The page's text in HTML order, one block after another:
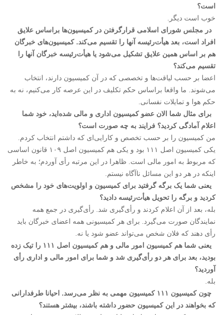
است؟
خوب است دیگر.
در مجلس شورای اسلامی قرارگرفتن در کمیسیون‌ها براساس علایق
افراد است، بعد هیأت‌رئیسه آنها را تقسیم می‌کند. کمیسیون‌های خبرگان
هم بر اساس همین علایق تشکیل می‌شود یا هیأت‌رئیسه خبرگان آنها را
تقسیم می‌کند؟
اعضا بر حسب لیاقت‌ها و تخصصی که در آن کمیسیون دارند، انتخاب
می‌شوند. ما واقعا براساس حکم تکلیف در این عرصه کار می‌کنیم، نه به
حکم هوا و تمایلات نفسانی.
برای مثال شما الان عضو کمیسیون اداری و مالی شده‌اید، خود شما
اعلام آمادگی کردید؟ فرایند به چه صورت است؟
من کمیسیون را بر حسب تخصص و کارایی‌ای که داشتم انتخاب کردم.
یکی کمیسیون اصل ۱۱۱ بود و یکی هم کمیسیون اصل ۱۰۹ قانون اساسی
که مربوط به امور مالی است. ظاهرا در این مرتبه رأی آوردم؛ به خاطر
اینکه در هر دو این مسائل ناآگاه نیستم.
یعنی شما یک برگه گرفتید برای کمیسیون و اولویت‌های خود را مشخص
کردید و برگه را تحویل هیأت‌رئیسه دادید؟
بله، بعد از آن اعلام کردند و رأی‌گیری شد. رأی‌گیری در جمع همه
نمایندگان صورت می‌گیرد. برای هر کمیسیونی همه اعضای خبرگان باید
رأی دهند که فلان شخص می‌تواند عضو شود یا نه.
یعنی شما هم کمیسیون امور مالی و هم کمیسیون اصل ۱۱۱ را تیک زده
بودید، بعد برای هر دو رأی‌گیری شد و شما برای امور مالی و اداری رأی
آوردید؟
بله.
چون کمیسیون ۱۱۱ کمیسیون مهمی به نظر می‌رسد. احیانا طرفدارانی
که بخواهند در این کمیسیون حضور داشته باشند، بیشتر هستند؟